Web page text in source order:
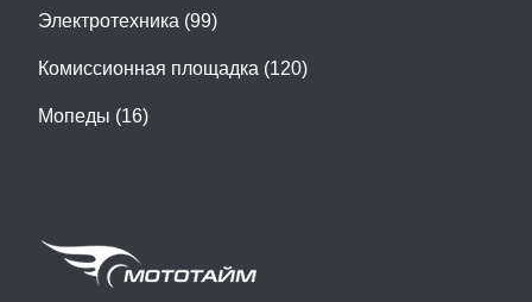
Электротехника (99)
Комиссионная площадка (120)
Мопеды (16)